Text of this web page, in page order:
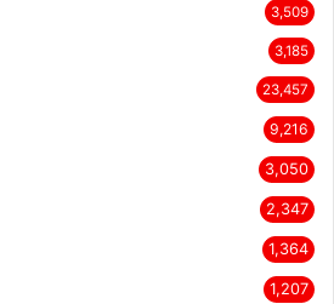
3,509
3,185
23,457
9,216
3,050
2,347
1,364
1,207